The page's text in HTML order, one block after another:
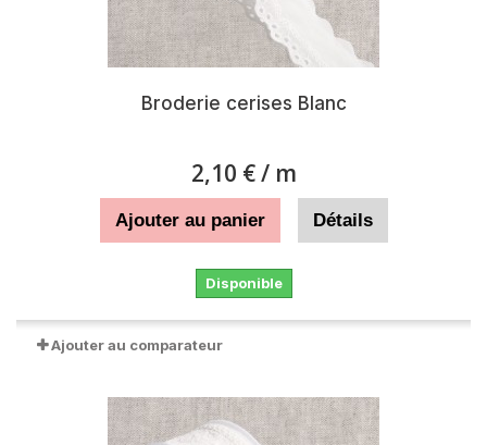
Broderie cerises Blanc
2,10 €/ m
Ajouter au panier Détails
Disponible
Ajouter au comparateur